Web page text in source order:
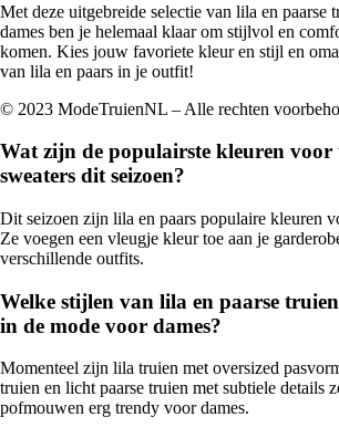
Met deze uitgebreide selectie van lila en paarse
dames ben je helemaal klaar om stijlvol en
komen. Kies jouw favoriete kleur en stijl en
van lila en paars in je outfit!
© 2023 ModeTruienNL – Alle rechten
Wat zijn de populairste kleuren voor
sweaters dit seizoen?
Dit seizoen zijn lila en paars populaire kleuren
Ze voegen een vleugje kleur toe aan je
verschillende outfits.
Welke stijlen van lila en paarse
in de mode voor dames?
Momenteel zijn lila truien met oversized
truien en licht paarse truien met subtiele details
pofmouwen erg trendy voor dames.